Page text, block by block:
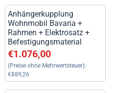
Anhängerkupplung
Wohnmobil Bavaria +
Rahmen + Elektrosatz +
Befestigungsmaterial
Preis: 1 076,00, ohne MwSt.:
€1.076,00
(Preise ohne Mehrwertsteuer):
€889,26